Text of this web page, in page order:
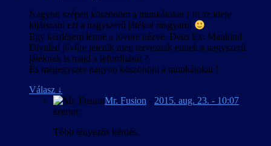
Nagyon szépen köszönöm a munkátokat ! Itt az ideje
kijátszani ezt a nagyszerű játékot magyarul
Egy kérdésem lenne a jövöre nézve. Deus Ex: Mankind
Divided jővőre jelenik meg tervezitek ennek a nagyszerű
játéknak is majd a leforditását ?
És mégegyszer nagyon köszönöm a munkátokat !
Válasz ↓
Mr. Fusion - 2015. aug. 23. - 10:07
szerint:
Több tényezős kérdés.